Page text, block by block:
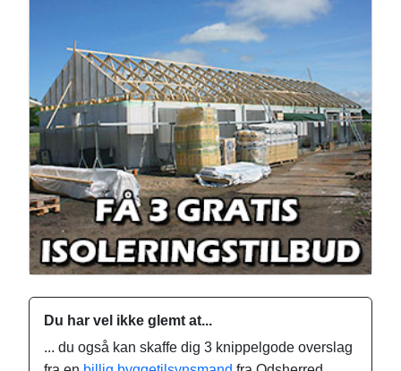
Du har vel ikke glemt at...
... du også kan skaffe dig 3 knippelgode overslag